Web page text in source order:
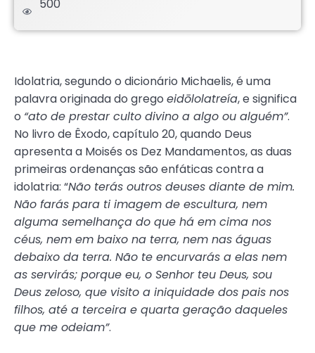
500
Idolatria, segundo o dicionário Michaelis, é uma
palavra originada do grego eidōlolatreía, e significa
o “ato de prestar culto divino a algo ou alguém”.
No livro de Êxodo, capítulo 20, quando Deus
apresenta a Moisés os Dez Mandamentos, as duas
primeiras ordenanças são enfáticas contra a
idolatria: “Não terás outros deuses diante de mim.
Não farás para ti imagem de escultura, nem
alguma semelhança do que há em cima nos
céus, nem em baixo na terra, nem nas águas
debaixo da terra. Não te encurvarás a elas nem
as servirás; porque eu, o Senhor teu Deus, sou
Deus zeloso, que visito a iniquidade dos pais nos
filhos, até a terceira e quarta geração daqueles
que me odeiam”.